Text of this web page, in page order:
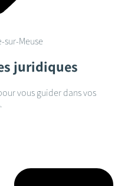
sur-Meuse
juridiques
vous guider dans vos